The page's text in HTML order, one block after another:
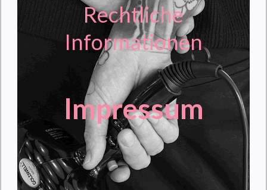
Rechtliche
Informationen
Impressum